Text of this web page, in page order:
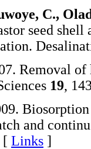
C.,
seed
Removal of
19,
and
Links ]